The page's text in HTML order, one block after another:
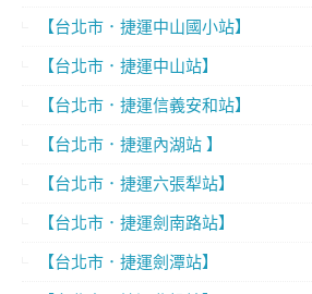
【台北市．捷運中山國小站】
【台北市．捷運中山站】
【台北市．捷運信義安和站】
【台北市．捷運內湖站 】
【台北市．捷運六張犁站】
【台北市．捷運劍南路站】
【台北市．捷運劍潭站】